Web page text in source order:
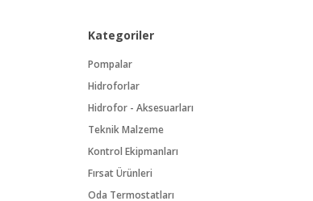
Kategoriler
Pompalar
Hidroforlar
Hidrofor - Aksesuarları
Teknik Malzeme
Kontrol Ekipmanları
Fırsat Ürünleri
Oda Termostatları